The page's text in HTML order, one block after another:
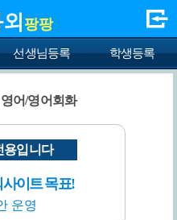
팡팡
선생님등록 학생등록
어/영어회화
용입니다
이트 목표!
운영